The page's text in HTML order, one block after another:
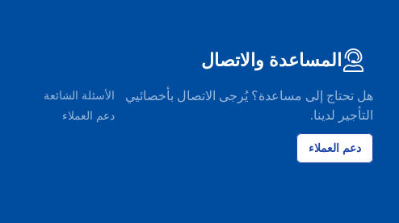
المساعدة والاتصال
هل تحتاج إلى مساعدة؟ يُرجى الاتصال بأخصائيي
التأجير لدينا.
دعم العملاء
الأسئلة الشائعة
دعم العملاء